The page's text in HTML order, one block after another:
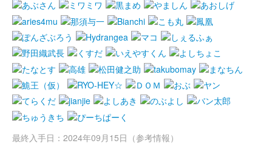
最終入手日：2024年09月15日（参考情報）